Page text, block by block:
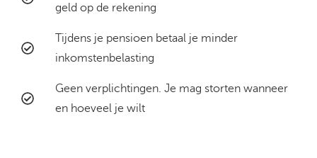
geld op de rekening​​
Tijdens je pensioen betaal je minder
inkomstenbelasting​​
Geen verplichtingen. Je mag storten wanneer
en hoeveel je wilt